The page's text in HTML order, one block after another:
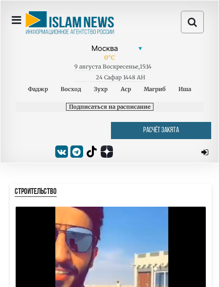
0°C
9 августа Воскресенье,15:14
24 Сафар 1448 AH
Фаджр
Восход Зухр Аср Магриб Иша
Подписаться на расписание
РАСЧЁТ ЗАКЯТА
СТРОИТЕЛЬСТВО